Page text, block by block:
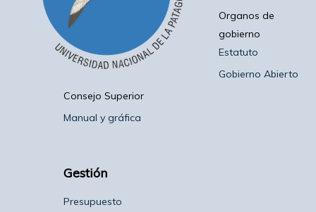
Organos de
gobierno
Estatuto
Gobierno Abierto
Consejo Superior
Manual y gráfica
Gestión
Presupuesto